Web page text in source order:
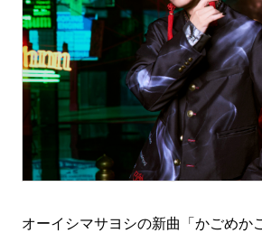
オーイシマサヨシの新曲「かごめか